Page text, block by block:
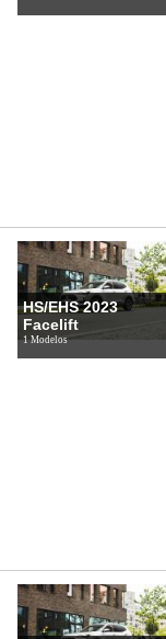
HS/EHS 2023
Facelift
1 Modelos